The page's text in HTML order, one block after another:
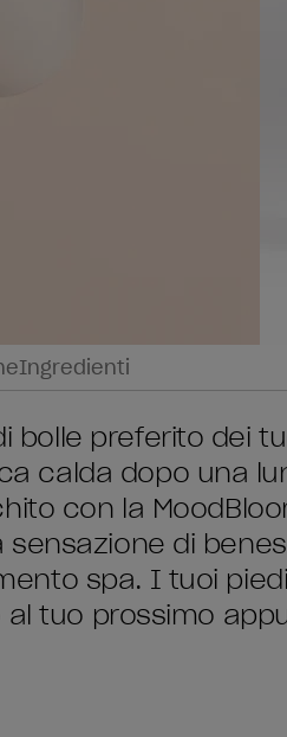
Ingredienti
bolle preferito dei
calda dopo una
con la
di
spa. I tuoi
al tuo prossimo